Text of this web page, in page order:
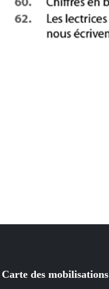
Carte des mobilisations